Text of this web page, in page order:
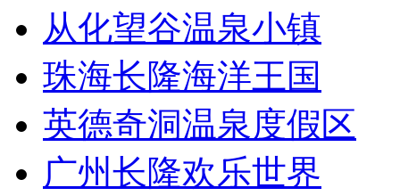
从化望谷温泉小镇
珠海长隆海洋王国
英德奇洞温泉度假区
广州长隆欢乐世界